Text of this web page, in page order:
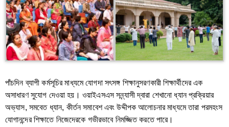
পাঁচদিন ব্যাপী কর্মসূচির মাধ্যমে যোগদা সৎসঙ্গ শিক্ষানুসরণকারী শিক্ষার্থীদের এক
অসাধারণ সুযোগ দেওয়া হয়। ওয়াইএসএস সন্ন্যাসী দ্বারা শেখানো ধ্যান প্রক্রিয়ার
অভ্যাস, সমবেত ধ্যান, কীর্তন সমাবেশ এবং উদ্দীপক আলোচনার মাধ্যমে তারা পরমহংস
যোগানন্দের শিক্ষাতে নিজেদেরকে গভীরভাবে নিমজ্জিত করতে পারে।